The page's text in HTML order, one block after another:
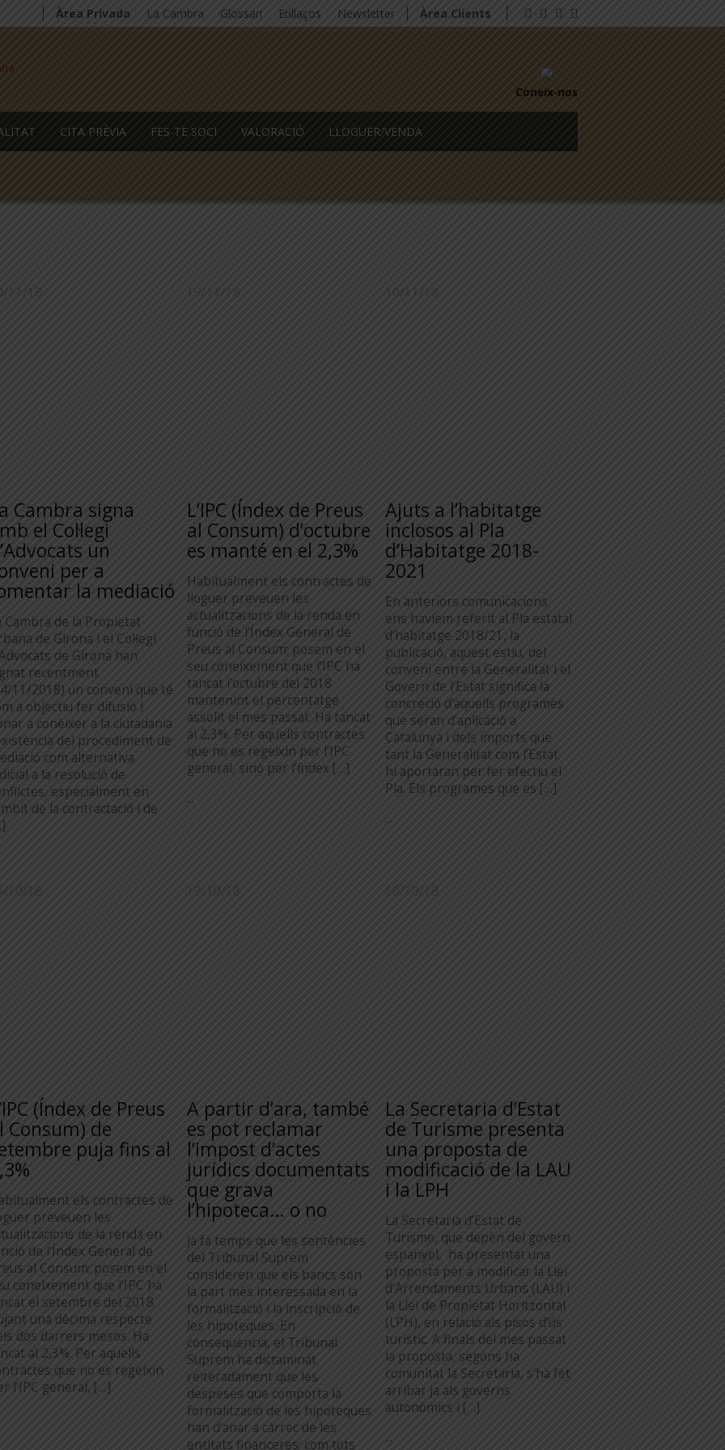
Àrea Privada La Cambra Glossari Enllaços Newsletter Àrea Clients
Coneix-nos
CITA PRÈVIA FES-TE SOCI VALORACIÓ LLOGUER/VENDA
11/18
Cambra signa
el Col·legi
un
per a
la mediació
Cambra de la Propietat
de Girona i el Col·legi
de Girona han
recentment
11/2018) un conveni que té
a objectiu fer difusió i
a conèixer a la ciutadania
del procediment de
com alternativa
a la resolució de
especialment en
de la contractació i de
19/11/18
L’IPC (Índex de Preus
al Consum) d’octubre
es manté en el 2,3%
Habitualment els contractes de
lloguer preveuen les
actualitzacions de la renda en
funció de l’Índex General de
Preus al Consum; posem en el
seu coneixement que l’IPC ha
tancat l’octubre del 2018
mantenint el percentatge
assolit el mes passat. Ha tancat
al 2,3%. Per aquells contractes
que no es regeixin per l’IPC
general, sinó per l’índex […]
...
10/11/18
Ajuts a l’habitatge
inclosos al Pla
d’Habitatge 2018-
2021
En anteriors comunicacions
ens havíem referit al Pla estatal
d’habitatge 2018/21, la
publicació, aquest estiu, del
conveni entre la Generalitat i el
Govern de l’Estat significa la
concreció d’aquells programes
que seran d’aplicació a
Catalunya i dels imports que
tant la Generalitat com l’Estat
hi aportaran per fer efectiu el
Pla. Els programes que es […]
...
10/18
(Índex de Preus
Consum) de
puja fins al
els contractes de
preveuen les
de la renda en
de l’Índex General de
al Consum; posem en el
coneixement que l’IPC ha
el setembre del 2018
una dècima respecte
dos darrers mesos. Ha
al 2,3%. Per aquells
que no es regeixin
l’IPC general, […]
19/10/18
A partir d’ara, també
es pot reclamar
l’impost d’actes
jurídics documentats
que grava
l’hipoteca… o no
Ja fa temps que les sentències
del Tribunal Suprem
consideren que els bancs són
la part més interessada en la
formalització i la inscripció de
les hipoteques. En
conseqüència, el Tribunal
Suprem ha dictaminat
reiteradament que les
despeses que comporta la
formalització de les hipoteques
han d’anar a càrrec de les
entitats financeres; com tots
10/10/18
La Secretaria d’Estat
de Turisme presenta
una proposta de
modificació de la LAU
i la LPH
La Secretaria d’Estat de
Turisme, que depèn del govern
espanyol, ha presentat una
proposta per a modificar la Llei
d’Arrendaments Urbans (LAU) i
la Llei de Propietat Horitzontal
(LPH), en relació als pisos d’ús
turístic. A finals del mes passat
la proposta, segons ha
comunitat la Secretaria, s’ha fet
arribar ja als governs
autonòmics i […]
...